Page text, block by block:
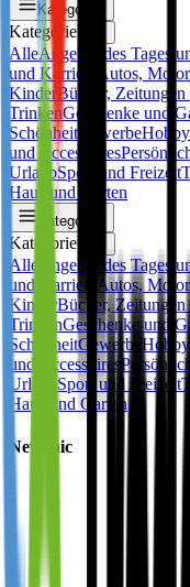
Kategorien
Kategorien
AlleAngebot des Tages
und Karriere
Autos,
Kinder Bücher,
TrinkenGeschenke und
Schönheit Gewerbe
und Accessoires
UrlaubSport und Freizeit
Haus und Garten
Kategorien
Kategorien
Alle Angebot des Tages
und Karriere
Autos,
KinderBücher,
TrinkenGeschenke und
SchönheitGewerbe
und Accessoires
Urlaub Sport und Freizeit
Haus und Garten
Newchic